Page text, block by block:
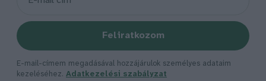
Feliratkozom
E-mail-címem megadásával hozzájárulok személyes adataim
kezeléséhez. Adatkezelési szabályzat